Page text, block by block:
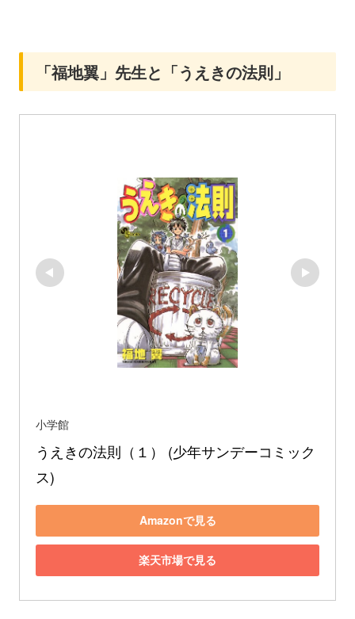
「福地翼」先生と「うえきの法則」
小学館
うえきの法則（１） (少年サンデーコミック
ス)
Amazonで見る
楽天市場で見る